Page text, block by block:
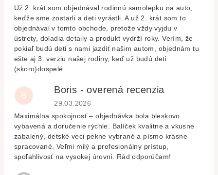
Už 2. krát som objednával rodinnú samolepku na auto,
keďže sme zostarli a deti vyrástli. A už 2. krát som to
objednával v tomto obchode, pretože vždy vyjdu v
ústrety, doladia detaily a produkt vydrží roky. Verím, že
pokiaľ budú deti s nami jazdiť našim autom, objednám tu
ešte aj 3. verziu našej rodiny, keď už budú deti
(skoro)dospelé.
B
Boris - overená recenzia
Hodnocení obchodu je 5 z 5 hvězdiček.
29.03.2026
Maximálna spokojnosť – objednávka bola bleskovo
vybavená a doručenie rýchle. Balíček kvalitne a vkusne
zabalený, detské veci pekne vybrané a písmo krásne
spracované. Veľmi milý a profesionálny prístup,
spoľahlivosť na vysokej úrovni. Rád odporúčam!